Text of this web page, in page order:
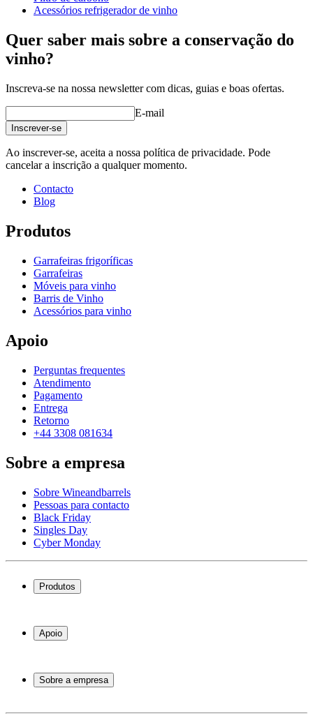
PeVino MS – 161 garrafas – Prateleiras metálicas – 1 zona –
PeVino MS – 161 garrafas NEW – Prateleiras metálicas com
frente de madeira – 1 zona – Preto
Dimensões (LxAxP cm)
Largura (cm)10
profundidade (cm)10
Acessórios refrigerador de vinho
Quer saber mais sobre a conservação do
vinho?
Inscreva-se na nossa newsletter com dicas, guias e boas ofertas.
E-mail
Inscrever-se
Ao inscrever-se, aceita a nossa política de privacidade. Pode
cancelar a inscrição a qualquer momento.
Contacto
Blog
Produtos
Garrafeiras frigoríficas
Garrafeiras
Móveis para vinho
Barris de Vinho
Acessórios para vinho
Apoio
Perguntas frequentes
Atendimento
Pagamento
Entrega
Retorno
+44 3308 081634
Sobre a empresa
Sobre Wineandbarrels
Pessoas para contacto
Black Friday
Singles Day
Cyber Monday
Produtos
Garrafeiras
Móveis para vinho
Apoio
Atendimento
Pagamento
Retorno
Sobre a empresa